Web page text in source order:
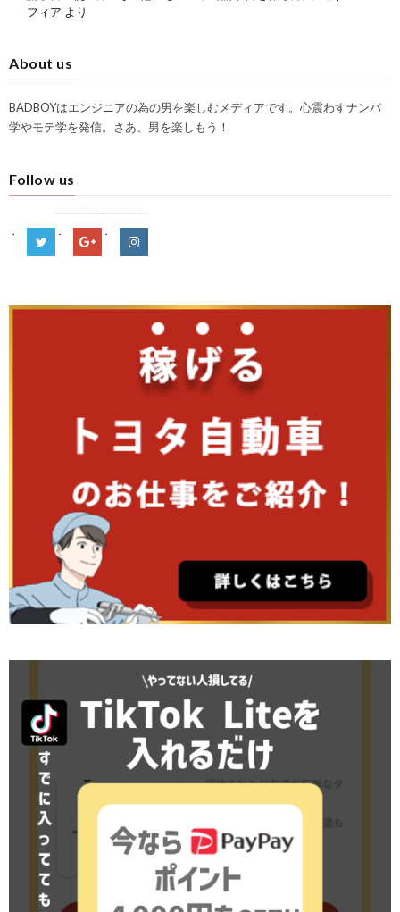
フィア より
About us
BADBOYはエンジニアの為の男を楽しむメディアです。心震わすナンパ
学やモテ学を発信。さあ、男を楽しもう！
Follow us